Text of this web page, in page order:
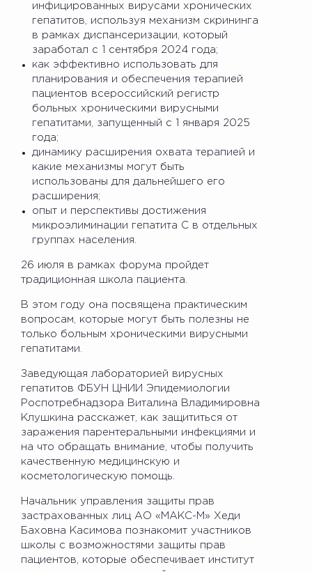
инфицированных вирусами хронических
гепатитов, используя механизм скрининга
в рамках диспансеризации, который
заработал с 1 сентября 2024 года;
как эффективно использовать для
планирования и обеспечения терапией
пациентов всероссийский регистр
больных хроническими вирусными
гепатитами, запущенный с 1 января 2025
года;
динамику расширения охвата терапией и
какие механизмы могут быть
использованы для дальнейшего его
расширения;
опыт и перспективы достижения
микроэлиминации гепатита С в отдельных
группах населения.
26 июля в рамках форума пройдет
традиционная школа пациента.
В этом году она посвящена практическим
вопросам, которые могут быть полезны не
только больным хроническими вирусными
гепатитами.
Заведующая лабораторией вирусных
гепатитов ФБУН ЦНИИ Эпидемиологии
Роспотребнадзора Виталина Владимировна
Клушкина расскажет, как защититься от
заражения парентеральными инфекциями и
на что обращать внимание, чтобы получить
качественную медицинскую и
косметологическую помощь.
Начальник управления защиты прав
застрахованных лиц АО «МАКС-М» Хеди
Баховна Касимова познакомит участников
школы с возможностями защиты прав
пациентов, которые обеспечивает институт